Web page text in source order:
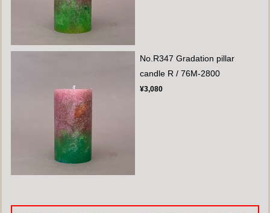
No.R347 Gradation pillar
candle R / 76M-2800
¥3,080